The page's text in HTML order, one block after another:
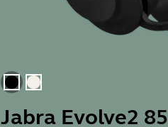
ČernáZlato béžová
Jabra Evolve2 85